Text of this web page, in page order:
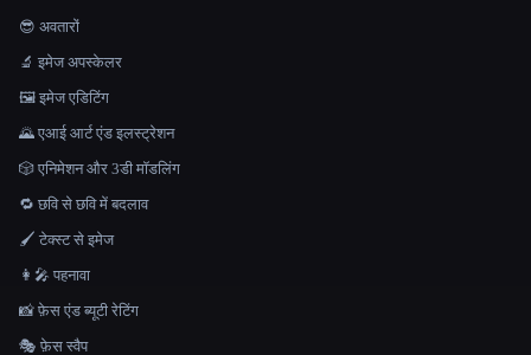
😎 अवतारों
🔬 इमेज अपस्केलर
🖼️ इमेज एडिटिंग
🌄 एआई आर्ट एंड इलस्ट्रेशन
🎲 एनिमेशन और 3डी मॉडलिंग
🔁 छवि से छवि में बदलाव
🖌️ टेक्स्ट से इमेज
👩‍🎤 पहनावा
📸 फ़ेस एंड ब्यूटी रेटिंग
🎭 फ़ेस स्वैप